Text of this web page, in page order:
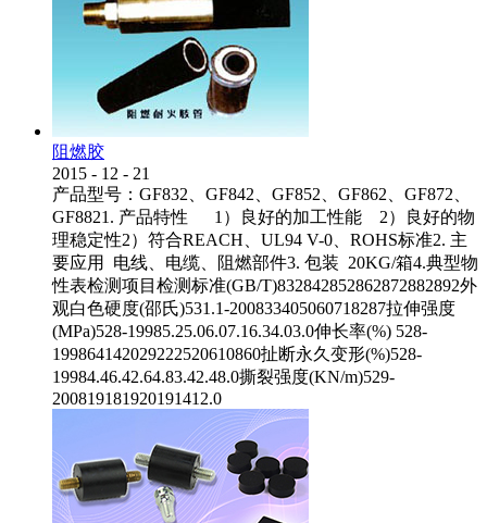
阻燃胶
2015 - 12 - 21
产品型号：GF832、GF842、GF852、GF862、GF872、
GF8821. 产品特性 1）良好的加工性能 2）良好的物
理稳定性2）符合REACH、UL94 V-0、ROHS标准2. 主
要应用 电线、电缆、阻燃部件3. 包装 20KG/箱4.典型物
性表检测项目检测标准(GB/T)832842852862872882892外
观白色硬度(邵氏)531.1-200833405060718287拉伸强度
(MPa)528-19985.25.06.07.16.34.03.0伸长率(%) 528-
199864142029222520610860扯断永久变形(%)528-
19984.46.42.64.83.42.48.0撕裂强度(KN/m)529-
200819181920191412.0